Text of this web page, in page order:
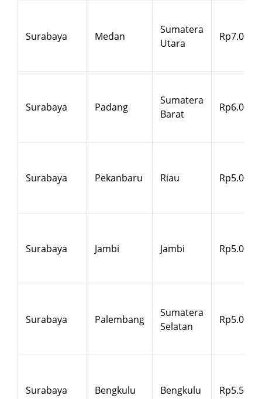
Surabaya Medan
Sumatera
Utara
Rp7.000
Surabaya Padang
Sumatera
Barat
Rp6.000
Surabaya Pekanbaru Riau Rp5.000
Surabaya Jambi Jambi Rp5.000
Surabaya Palembang
Sumatera
Selatan
Rp5.000
Surabaya Bengkulu Bengkulu Rp5.500